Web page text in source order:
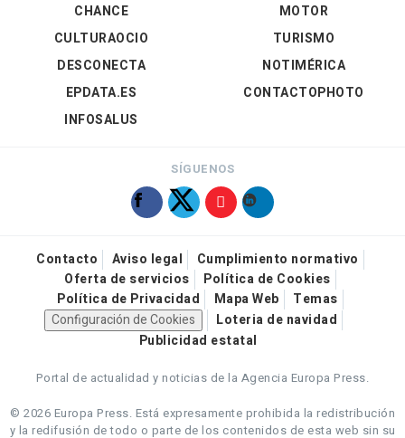
CHANCE
CULTURAOCIO
DESCONECTA
EPDATA.ES
INFOSALUS
MOTOR
TURISMO
NOTIMÉRICA
CONTACTOPHOTO
SÍGUENOS
Contacto Aviso legal
Cumplimiento normativo
Oferta de servicios
Política de Cookies
Política de Privacidad
Mapa Web
Temas
Configuración de Cookies
Loteria de navidad
Publicidad estatal
Portal de actualidad y noticias de la Agencia Europa Press.
© 2026 Europa Press. Está expresamente prohibida la redistribución
y la redifusión de todo o parte de los contenidos de esta web sin su